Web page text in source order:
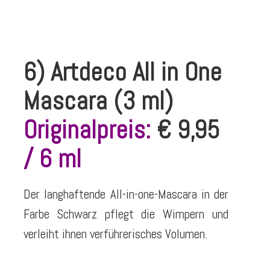
6) Artdeco All in One
Mascara (3 ml)
Originalpreis: € 9,95
/ 6 ml
Der langhaftende All-in-one-Mascara in der
Farbe Schwarz pflegt die Wimpern und
verleiht ihnen verführerisches Volumen.